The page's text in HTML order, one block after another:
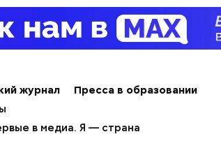
журнал
Пресса в образовании
в медиа. Я — страна